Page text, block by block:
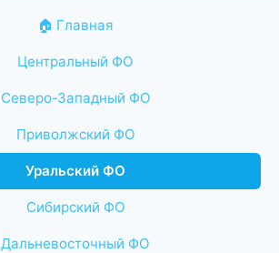
🏠 Главная
Центральный ФО
Северо-Западный ФО
Приволжский ФО
Уральский ФО
Сибирский ФО
Дальневосточный ФО